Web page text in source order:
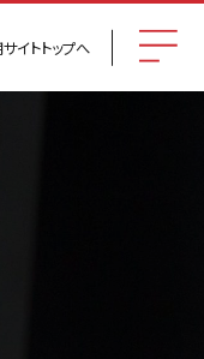
イトトップへ